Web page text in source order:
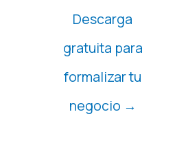
Descarga
gratuita para
formalizar tu
negocio →